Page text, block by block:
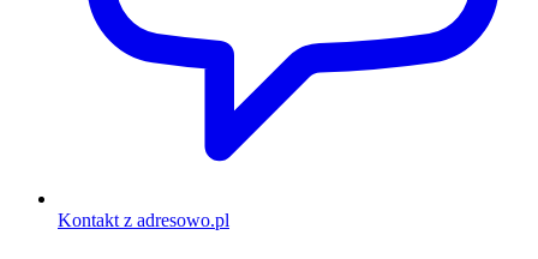
Kontakt z adresowo.pl